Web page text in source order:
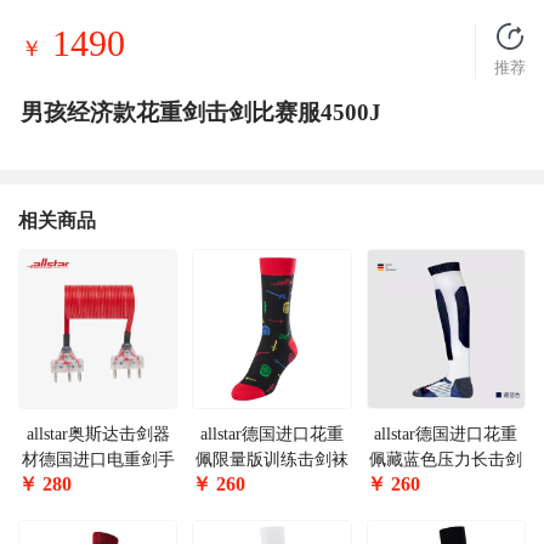
￥ 1490
推荐
男孩经济款花重剑击剑比赛服4500J
相关商品
allstar奥斯达击剑器
材德国进口电重剑手
线DK可参加国内比
￥ 280
allstar德国进口花重
佩限量版训练击剑袜
BFSTR-S
￥ 260
allstar德国进口花重
佩藏蓝色压力长击剑
袜FSTR-UT
￥ 260